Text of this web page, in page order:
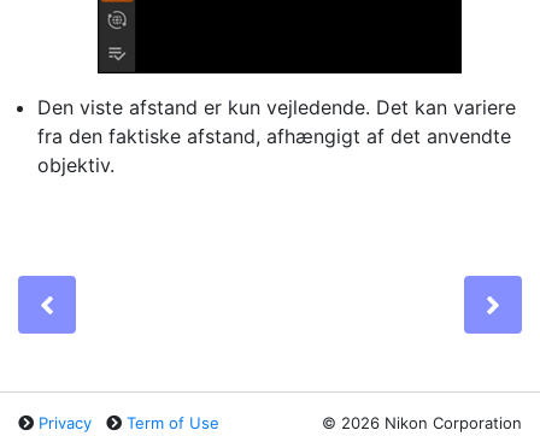
Den viste afstand er kun vejledende. Det kan variere
fra den faktiske afstand, afhængigt af det anvendte
objektiv.
Privacy Term of Use © 2026 Nikon Corporation